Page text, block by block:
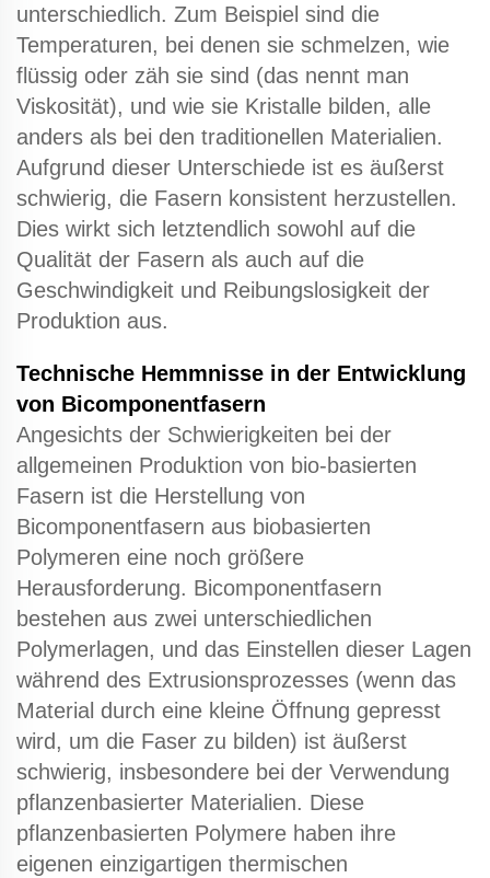
unterschiedlich. Zum Beispiel sind die
Temperaturen, bei denen sie schmelzen, wie
flüssig oder zäh sie sind (das nennt man
Viskosität), und wie sie Kristalle bilden, alle
anders als bei den traditionellen Materialien.
Aufgrund dieser Unterschiede ist es äußerst
schwierig, die Fasern konsistent herzustellen.
Dies wirkt sich letztendlich sowohl auf die
Qualität der Fasern als auch auf die
Geschwindigkeit und Reibungslosigkeit der
Produktion aus.
Technische Hemmnisse in der Entwicklung
von Bicomponentfasern
Angesichts der Schwierigkeiten bei der
allgemeinen Produktion von bio-basierten
Fasern ist die Herstellung von
Bicomponentfasern aus biobasierten
Polymeren eine noch größere
Herausforderung. Bicomponentfasern
bestehen aus zwei unterschiedlichen
Polymerlagen, und das Einstellen dieser Lagen
während des Extrusionsprozesses (wenn das
Material durch eine kleine Öffnung gepresst
wird, um die Faser zu bilden) ist äußerst
schwierig, insbesondere bei der Verwendung
pflanzenbasierter Materialien. Diese
pflanzenbasierten Polymere haben ihre
eigenen einzigartigen thermischen